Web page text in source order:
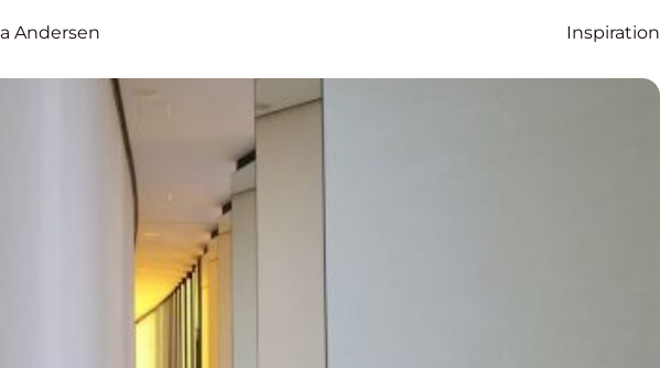
Andersen Inspiration